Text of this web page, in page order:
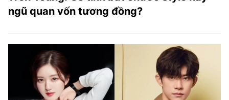
ngũ quan vốn tương đồng?